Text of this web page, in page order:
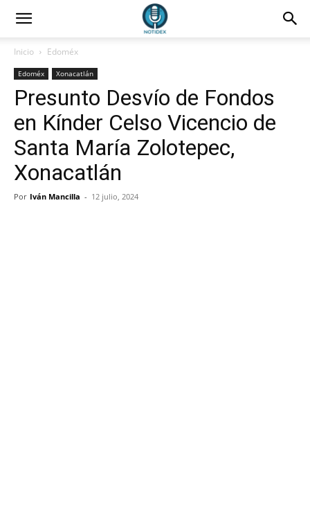
Inicio Edoméx
Edoméx Xonacatlán
Presunto Desvío de Fondos
en Kínder Celso Vicencio de
Santa María Zolotepec,
Xonacatlán
Por Iván Mancilla - 12 julio, 2024